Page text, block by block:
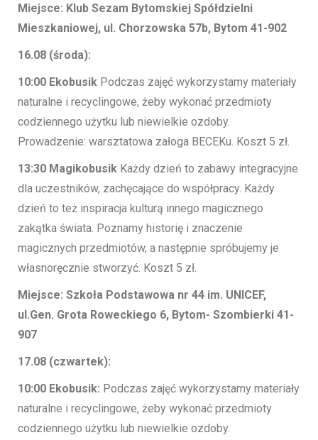
Miejsce: Klub Sezam Bytomskiej Spółdzielni
Mieszkaniowej, ul. Chorzowska 57b, Bytom 41-902
16.08 (środa):
10:00 Ekobusik Podczas zajęć wykorzystamy materiały
naturalne i recyclingowe, żeby wykonać przedmioty
codziennego użytku lub niewielkie ozdoby.
Prowadzenie: warsztatowa załoga BECEKu. Koszt 5 zł.
13:30 Magikobusik Każdy dzień to zabawy integracyjne
dla uczestników, zachęcające do współpracy. Każdy
dzień to też inspiracja kulturą innego magicznego
zakątka świata. Poznamy historię i znaczenie
magicznych przedmiotów, a następnie spróbujemy je
własnoręcznie stworzyć. Koszt 5 zł.
Miejsce: Szkoła Podstawowa nr 44 im. UNICEF,
ul.Gen. Grota Roweckiego 6, Bytom- Szombierki 41-
907
17.08 (czwartek):
10:00 Ekobusik: Podczas zajęć wykorzystamy materiały
naturalne i recyclingowe, żeby wykonać przedmioty
codziennego użytku lub niewielkie ozdoby.